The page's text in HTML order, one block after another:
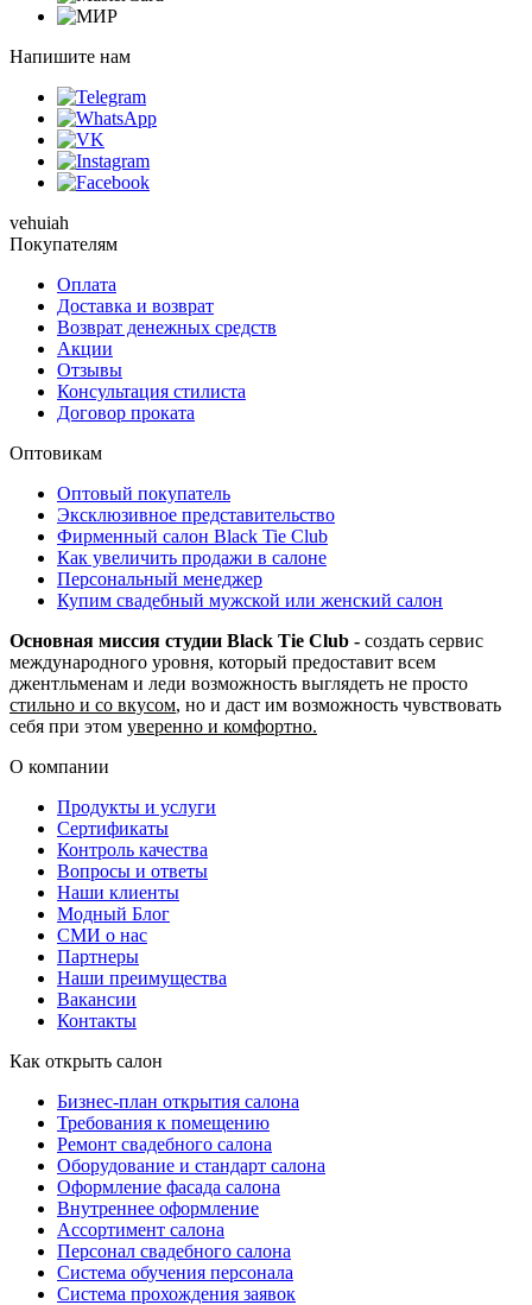
Напишите нам
vehuiah
Покупателям
Оплата
Доставка и возврат
Возврат денежных средств
Акции
Отзывы
Консультация стилиста
Договор проката
Оптовикам
Оптовый покупатель
Эксклюзивное представительство
Фирменный салон Black Tie Club
Как увеличить продажи в салоне
Персональный менеджер
Купим свадебный мужской или женский салон
Основная миссия студии Black Tie Club - создать сервис
международного уровня, который предоставит всем
джентльменам и леди возможность выглядеть не просто
стильно и со вкусом, но и даст им возможность чувствовать
себя при этом уверенно и комфортно.
О компании
Продукты и услуги
Сертификаты
Контроль качества
Вопросы и ответы
Наши клиенты
Модный Блог
СМИ о нас
Партнеры
Наши преимущества
Вакансии
Контакты
Как открыть салон
Бизнес-план открытия салона
Требования к помещению
Ремонт свадебного салона
Оборудование и стандарт салона
Оформление фасада салона
Внутреннее оформление
Ассортимент салона
Персонал свадебного салона
Система обучения персонала
Система прохождения заявок